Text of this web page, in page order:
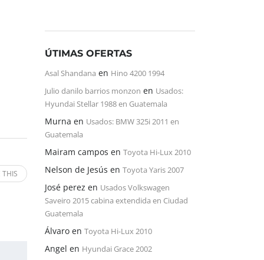
THIS
ÚTIMAS OFERTAS
Asal Shandana en Hino 4200 1994
Julio danilo barrios monzon en Usados:
Hyundai Stellar 1988 en Guatemala
Murna en Usados: BMW 325i 2011 en
Guatemala
Mairam campos en Toyota Hi-Lux 2010
Nelson de Jesús en Toyota Yaris 2007
José perez en Usados Volkswagen
Saveiro 2015 cabina extendida en Ciudad
Guatemala
Álvaro en Toyota Hi-Lux 2010
Angel en Hyundai Grace 2002